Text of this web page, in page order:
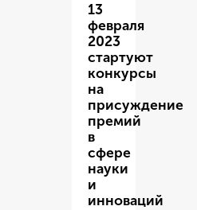
13
февраля
2023
стартуют
конкурсы
на
присуждение
премий
в
сфере
науки
и
инноваций